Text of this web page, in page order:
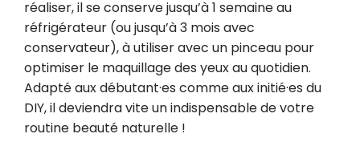
réaliser, il se conserve jusqu’à 1 semaine au
réfrigérateur (ou jusqu’à 3 mois avec
conservateur), à utiliser avec un pinceau pour
optimiser le maquillage des yeux au quotidien.
Adapté aux débutant·es comme aux initié·es du
DIY, il deviendra vite un indispensable de votre
routine beauté naturelle !